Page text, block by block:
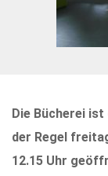
Die Bücherei
der Regel
12.15 Uhr